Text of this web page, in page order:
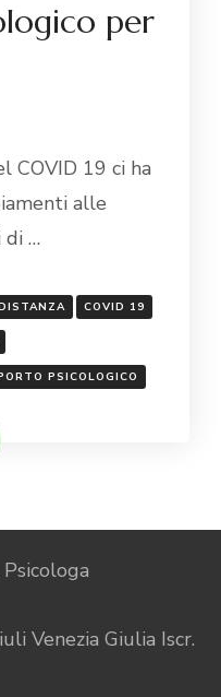
per
COVID 19 ci ha
alle
di …
COVID 19
PSICOLOGICO
Venezia Giulia Iscr.